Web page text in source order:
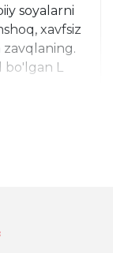
soyalarni
xavfsiz
zavqlaning.
bo'lgan L